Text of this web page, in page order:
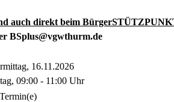
auch direkt beim
BSplus@vgwthurm.de
16.11.2026
09:00 - 11:00 Uhr